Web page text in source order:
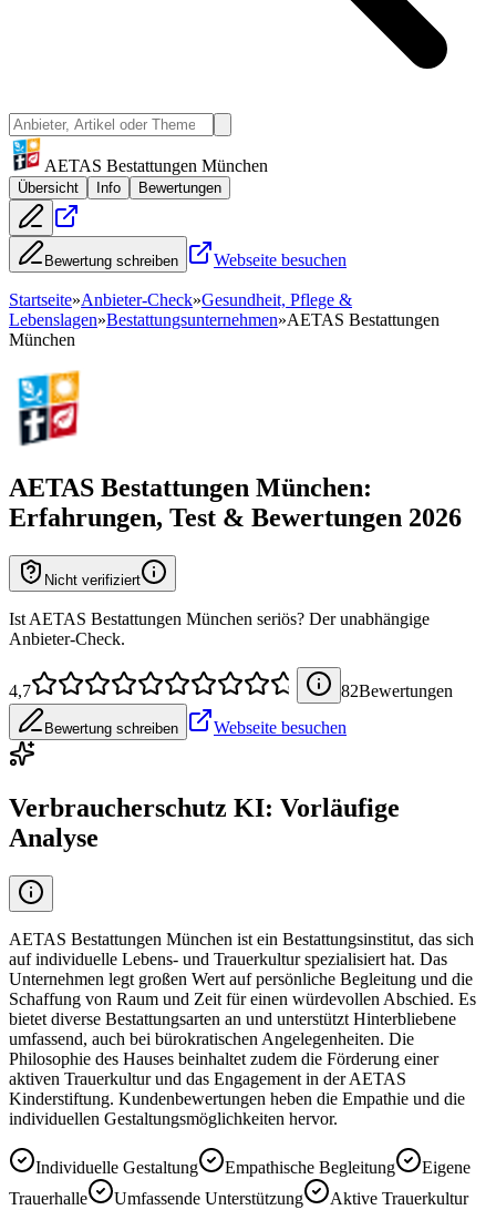
AETAS Bestattungen München
Übersicht Info Bewertungen
Bewertung schreiben Webseite besuchen
Startseite»Anbieter-Check»Gesundheit, Pflege &
Lebenslagen»Bestattungsunternehmen»AETAS Bestattungen
München
AETAS Bestattungen München:
Erfahrungen, Test & Bewertungen 2026
Nicht verifiziert
Ist AETAS Bestattungen München seriös? Der unabhängige
Anbieter-Check.
4,7 82Bewertungen
Bewertung schreiben Webseite besuchen
Verbraucherschutz KI: Vorläufige
Analyse
AETAS Bestattungen München ist ein Bestattungsinstitut, das sich
auf individuelle Lebens- und Trauerkultur spezialisiert hat. Das
Unternehmen legt großen Wert auf persönliche Begleitung und die
Schaffung von Raum und Zeit für einen würdevollen Abschied. Es
bietet diverse Bestattungsarten an und unterstützt Hinterbliebene
umfassend, auch bei bürokratischen Angelegenheiten. Die
Philosophie des Hauses beinhaltet zudem die Förderung einer
aktiven Trauerkultur und das Engagement in der AETAS
Kinderstiftung. Kundenbewertungen heben die Empathie und die
individuellen Gestaltungsmöglichkeiten hervor.
Individuelle Gestaltung Empathische Begleitung
Eigene
Trauerhalle
Umfassende Unterstützung
Aktive Trauerkultur